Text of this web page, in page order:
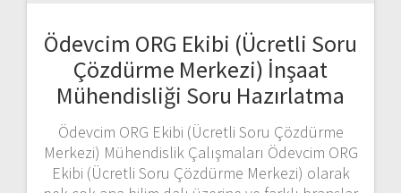
Ödevcim ORG Ekibi (Ücretli Soru
Çözdürme Merkezi) İnşaat
Mühendisliği Soru Hazırlatma
Ödevcim ORG Ekibi (Ücretli Soru Çözdürme
Merkezi) Mühendislik Çalışmaları Ödevcim ORG
Ekibi (Ücretli Soru Çözdürme Merkezi) olarak